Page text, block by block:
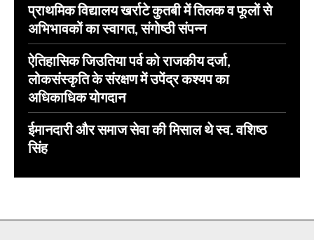
प्राथमिक विद्यालय खर्राटे कुतबी में तिलक व फूलों से
अभिभावकों का स्वागत, संगोष्ठी संपन्न
ऐतिहासिक जिउतिया पर्व को राजकीय दर्जा,
लोकसंस्कृति के संरक्षण में उपेंद्र कश्यप का
अधिकाधिक योगदान
ईमानदारी और समाज सेवा की मिसाल थे स्व. वशिष्ठ
सिंह